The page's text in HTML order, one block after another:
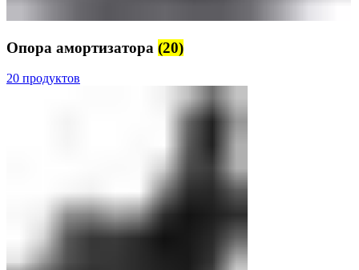
Опора амортизатора (20)
20 продуктов